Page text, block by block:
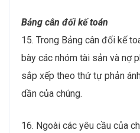
Bảng cân đối kế toán
15. Trong Bảng cân đối kế
bày các nhóm tài sản và nợ
sắp xếp theo thứ tự phản
dần của chúng.
16. Ngoài các yêu cầu của